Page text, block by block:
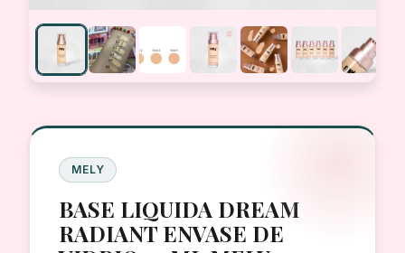
MELY
BASE LIQUIDA DREAM
RADIANT ENVASE DE